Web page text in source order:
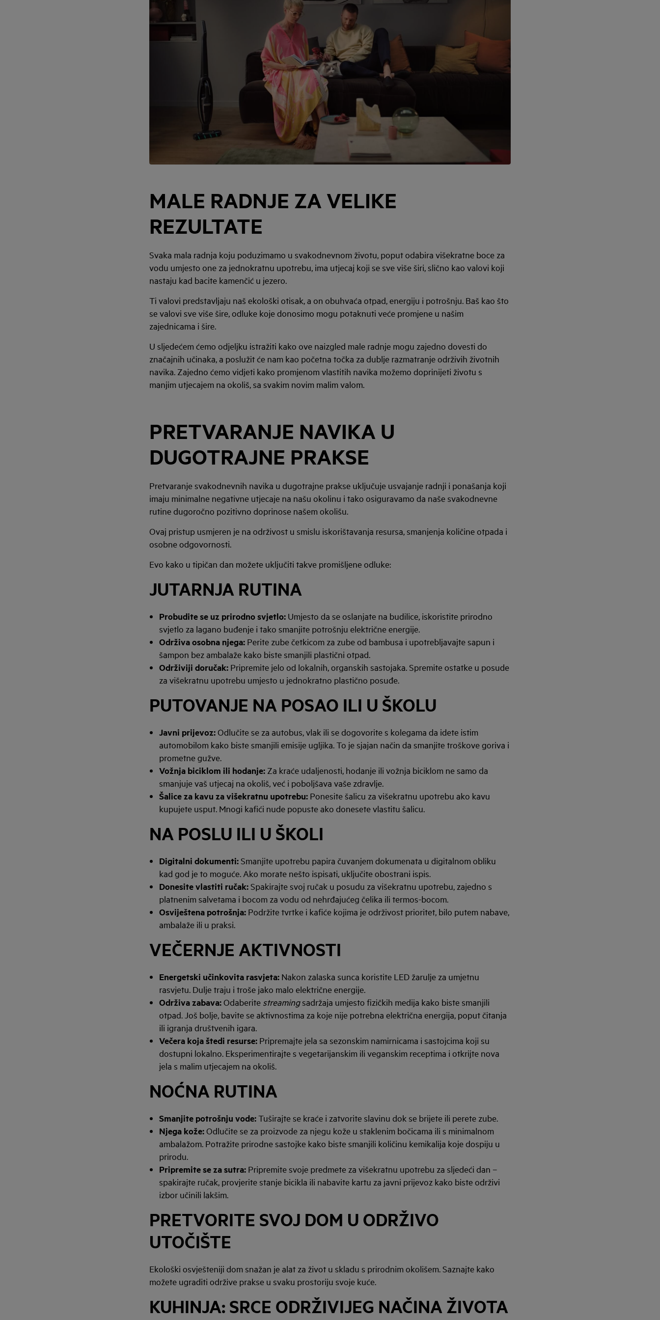
MALE RADNJE ZA VELIKE
REZULTATE
Svaka mala radnja koju poduzimamo u svakodnevnom životu, poput odabira višekratne boce za
vodu umjesto one za jednokratnu upotrebu, ima utjecaj koji se sve više širi, slično kao valovi koji
nastaju kad bacite kamenčić u jezero.
Ti valovi predstavljaju naš ekološki otisak, a on obuhvaća otpad, energiju i potrošnju. Baš kao što
se valovi sve više šire, odluke koje donosimo mogu potaknuti veće promjene u našim
zajednicama i šire.
U sljedećem ćemo odjeljku istražiti kako ove naizgled male radnje mogu zajedno dovesti do
značajnih učinaka, a poslužit će nam kao početna točka za dublje razmatranje održivih životnih
navika. Zajedno ćemo vidjeti kako promjenom vlastitih navika možemo doprinijeti životu s
manjim utjecajem na okoliš, sa svakim novim malim valom.
PRETVARANJE NAVIKA U
DUGOTRAJNE PRAKSE
Pretvaranje svakodnevnih navika u dugotrajne prakse uključuje usvajanje radnji i ponašanja koji
imaju minimalne negativne utjecaje na našu okolinu i tako osiguravamo da naše svakodnevne
rutine dugoročno pozitivno doprinose našem okolišu.
Ovaj pristup usmjeren je na održivost u smislu iskorištavanja resursa, smanjenja količine otpada i
osobne odgovornosti.
Evo kako u tipičan dan možete uključiti takve promišljene odluke:
JUTARNJA RUTINA
Probudite se uz prirodno svjetlo: Umjesto da se oslanjate na budilice, iskoristite prirodno
svjetlo za lagano buđenje i tako smanjite potrošnju električne energije.
Održiva osobna njega: Perite zube četkicom za zube od bambusa i upotrebljavajte sapun i
šampon bez ambalaže kako biste smanjili plastični otpad.
Održiviji doručak: Pripremite jelo od lokalnih, organskih sastojaka. Spremite ostatke u posude
za višekratnu upotrebu umjesto u jednokratno plastično posuđe.
PUTOVANJE NA POSAO ILI U ŠKOLU
Javni prijevoz:Odlučite se za autobus, vlak ili se dogovorite s kolegama da idete istim
automobilom kako biste smanjili emisije ugljika. To je sjajan način da smanjite troškove goriva i
prometne gužve.
Vožnja biciklom ili hodanje: Za kraće udaljenosti, hodanje ili vožnja biciklom ne samo da
smanjuje vaš utjecaj na okoliš, već i poboljšava vaše zdravlje.
Šalice za kavu za višekratnu upotrebu: Ponesite šalicu za višekratnu upotrebu ako kavu
kupujete usput. Mnogi kafići nude popuste ako donesete vlastitu šalicu.
NA POSLU ILI U ŠKOLI
Digitalni dokumenti: Smanjite upotrebu papira čuvanjem dokumenata u digitalnom obliku
kad god je to moguće. Ako morate nešto ispisati, uključite obostrani ispis.
Donesite vlastiti ručak: Spakirajte svoj ručak u posudu za višekratnu upotrebu, zajedno s
platnenim salvetama i bocom za vodu od nehrđajućeg čelika ili termos-bocom.
Osviještena potrošnja: Podržite tvrtke i kafiće kojima je održivost prioritet, bilo putem nabave,
ambalaže ili u praksi.
VEČERNJE AKTIVNOSTI
Energetski učinkovita rasvjeta: Nakon zalaska sunca koristite LED žarulje za umjetnu
rasvjetu. Dulje traju i troše jako malo električne energije.
Održiva zabava:Odaberite streamingsadržaja umjesto fizičkih medija kako biste smanjili
otpad. Još bolje, bavite se aktivnostima za koje nije potrebna električna energija, poput čitanja
ili igranja društvenih igara.
Večera koja štedi resurse: Pripremajte jela sa sezonskim namirnicama i sastojcima koji su
dostupni lokalno. Eksperimentirajte s vegetarijanskim ili veganskim receptima i otkrijte nova
jela s malim utjecajem na okoliš.
NOĆNA RUTINA
Smanjite potrošnju vode:Tuširajte se kraće i zatvorite slavinu dok se brijete ili perete zube.
Njega kože:Odlučite se za proizvode za njegu kože u staklenim bočicama ili s minimalnom
ambalažom. Potražite prirodne sastojke kako biste smanjili količinu kemikalija koje dospiju u
prirodu.
Pripremite se za sutra: Pripremite svoje predmete za višekratnu upotrebu za sljedeći dan –
spakirajte ručak, provjerite stanje bicikla ili nabavite kartu za javni prijevoz kako biste održivi
izbor učinili lakšim.
PRETVORITE SVOJ DOM U ODRŽIVO
UTOČIŠTE
Ekološki osvješteniji dom snažan je alat za život u skladu s prirodnim okolišem. Saznajte kako
možete ugraditi održive prakse u svaku prostoriju svoje kuće.
KUHINJA: SRCE ODRŽIVIJEG NAČINA ŽIVOTA